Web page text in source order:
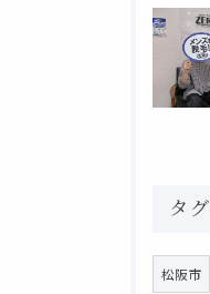
タグ
松阪市